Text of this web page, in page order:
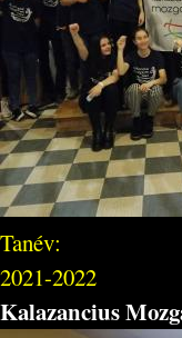
Tanév:
2021-2022
Kalazancius